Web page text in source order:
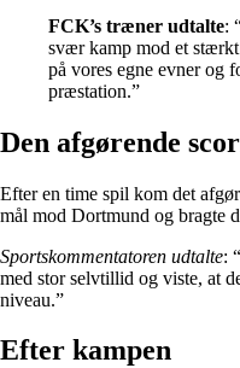
FCK’s træner udtalte:
svær kamp mod et
på vores egne evner og
præstation.”
Den afgørende
Efter en time spil kom det
mål mod Dortmund og bragte
Sportskommentatoren udtalte:
med stor selvtillid og viste, at
niveau.”
Efter kampen